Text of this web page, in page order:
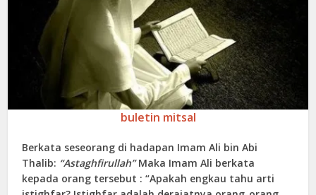
buletin mitsal
Berkata seseorang di hadapan Imam Ali bin Abi
Thalib: “Astaghfirullah”Maka Imam Ali berkata
kepada orang tersebut : “Apakah engkau tahu arti